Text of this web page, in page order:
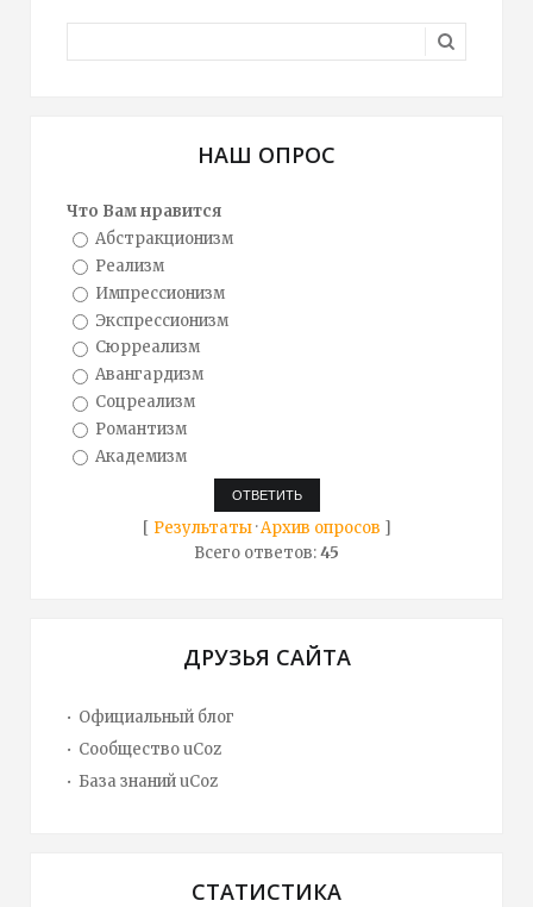
НАШ ОПРОС
Что Вам нравится
Абстракционизм
Реализм
Импрессионизм
Экспрессионизм
Сюрреализм
Авангардизм
Соцреализм
Романтизм
Академизм
[ Результаты·Архив опросов ]
Всего ответов:45
ДРУЗЬЯ САЙТА
Официальный блог
Сообщество uCoz
База знаний uCoz
СТАТИСТИКА